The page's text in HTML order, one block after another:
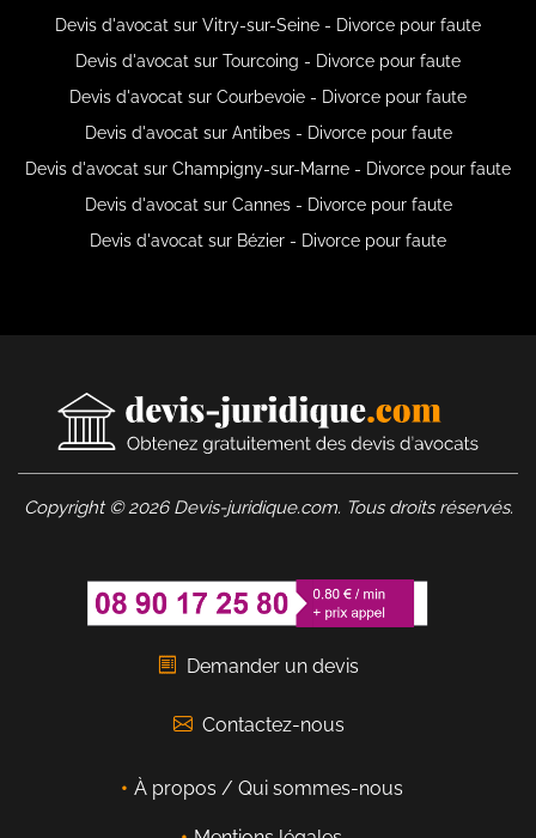
Devis d'avocat sur Vitry-sur-Seine - Divorce pour faute
Devis d'avocat sur Tourcoing - Divorce pour faute
Devis d'avocat sur Courbevoie - Divorce pour faute
Devis d'avocat sur Antibes - Divorce pour faute
Devis d'avocat sur Champigny-sur-Marne - Divorce pour faute
Devis d'avocat sur Cannes - Divorce pour faute
Devis d'avocat sur Bézier - Divorce pour faute
Copyright © 2026 Devis-juridique.com. Tous droits réservés.
Demander un devis
Contactez-nous
À propos / Qui sommes-nous